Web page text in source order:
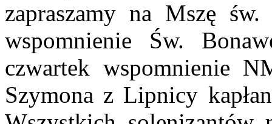
zapraszamy na Mszę
wspomnienie Św.
czwartek wspomnienie
Szymona z Lipnicy